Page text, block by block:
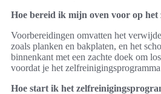
Hoe bereid ik mijn oven voor op het
Voorbereidingen omvatten het
zoals planken en bakplaten, en het
binnenkant met een zachte doek om
voordat je het zelfreinigingsprogramma
Hoe start ik het